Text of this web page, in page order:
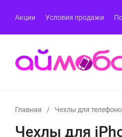
Акции Условия продажи
Главная / Чехлы для
Чехлы для